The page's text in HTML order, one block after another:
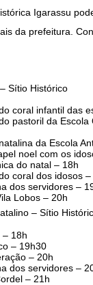
Igarassu
da prefeitura.
Sítio Histórico
coral infantil das
pastoril da
da Escola
noel com os
do natal – 18h
coral dos idosos
dos servidores –
Lobos – 20h
– Sítio
– 18h
– 19h30
– 20h
dos servidores –
– 21h